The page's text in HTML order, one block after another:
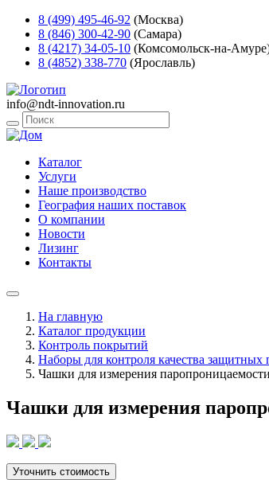
8 (499) 495-46-92 (Москва)
8 (846) 300-42-90 (Самара)
8 (4217) 34-05-10 (Комсомольск-на-
8 (4852) 338-770 (Ярославль)
info@ndt-innovation.ru
Каталог
Услуги
Наше производство
География наших поставок
О компании
Новости
Лизинг
Контакты
На главную
Каталог продукции
Контроль покрытий
Наборы для контроля качества защитных
Чашки для измерения
Чашки для измерения
Уточнить стоимость